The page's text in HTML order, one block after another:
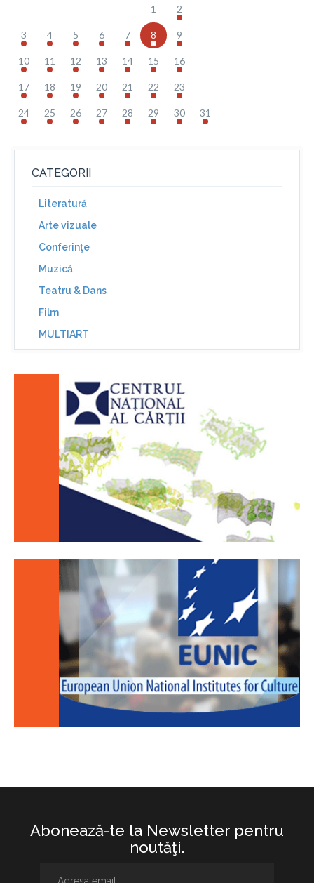
1 2
3 4 5 6 7 8 9
10 11 12 13 14 15 16
17 18 19 20 21 22 23
24 25 26 27 28 29 30 31
CATEGORII
Literatură
Arte vizuale
Conferinţe
Muzică
Teatru & Dans
Film
MULTIART
Abonează-te la Newsletter pentru
noutăţi.